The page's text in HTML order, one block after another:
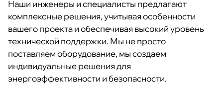
Наши инженеры и специалисты предлагают
комплексные решения, учитывая особенности
вашего проекта и обеспечивая высокий уровень
технической поддержки. Мы не просто
поставляем оборудование, мы создаем
индивидуальные решения для
энергоэффективности и безопасности.